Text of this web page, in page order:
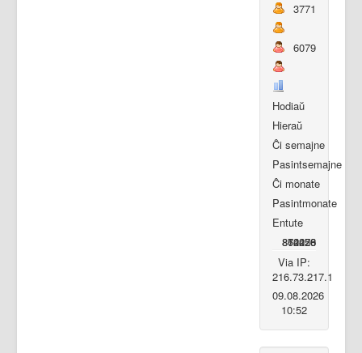
Hodiaŭ
Hieraŭ
Ĉi semajne
Pasintsemajne
Ĉi monate
Pasintmonate
Entute
3771
862020
6079
14456
870278
Via IP:
216.73.217.1
09.08.2026
10:52